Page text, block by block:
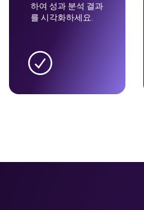
하여 성과 분석 결과
를 시각화하세요.